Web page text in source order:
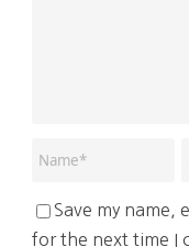
Save my name,
for the next time I